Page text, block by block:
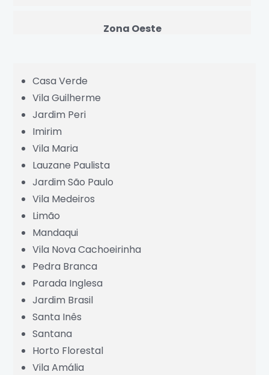
Zona Oeste
Casa Verde
Vila Guilherme
Jardim Peri
Imirim
Vila Maria
Lauzane Paulista
Jardim São Paulo
Vila Medeiros
Limão
Mandaqui
Vila Nova Cachoeirinha
Pedra Branca
Parada Inglesa
Jardim Brasil
Santa Inês
Santana
Horto Florestal
Vila Amália